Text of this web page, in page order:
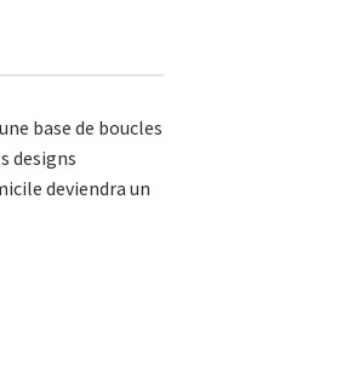
base de boucles
designs
deviendra un